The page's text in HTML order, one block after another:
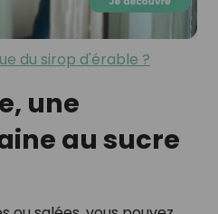
du sirop d'érable ?
une
au sucre